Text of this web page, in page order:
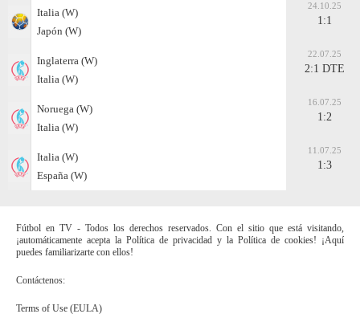
Italia (W)
Japón (W)
24.10.25
1:1
Inglaterra (W)
Italia (W)
22.07.25
2:1 DTE
Noruega (W)
Italia (W)
16.07.25
1:2
Italia (W)
España (W)
11.07.25
1:3
Fútbol en TV - Todos los derechos reservados. Con el sitio que está visitando,
¡automáticamente acepta la Política de privacidad y la Política de cookies! ¡Aquí
puedes familiarizarte con ellos!
Contáctenos:
Terms of Use (EULA)